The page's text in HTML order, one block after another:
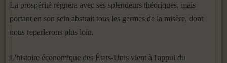
La prospérité régnera avec ses splendeurs théoriques, mais
portant en son sein abstrait tous les germes de la misère, dont
nous reparlerons plus loin.
L'histoire économique des États-Unis vient à l'appui du